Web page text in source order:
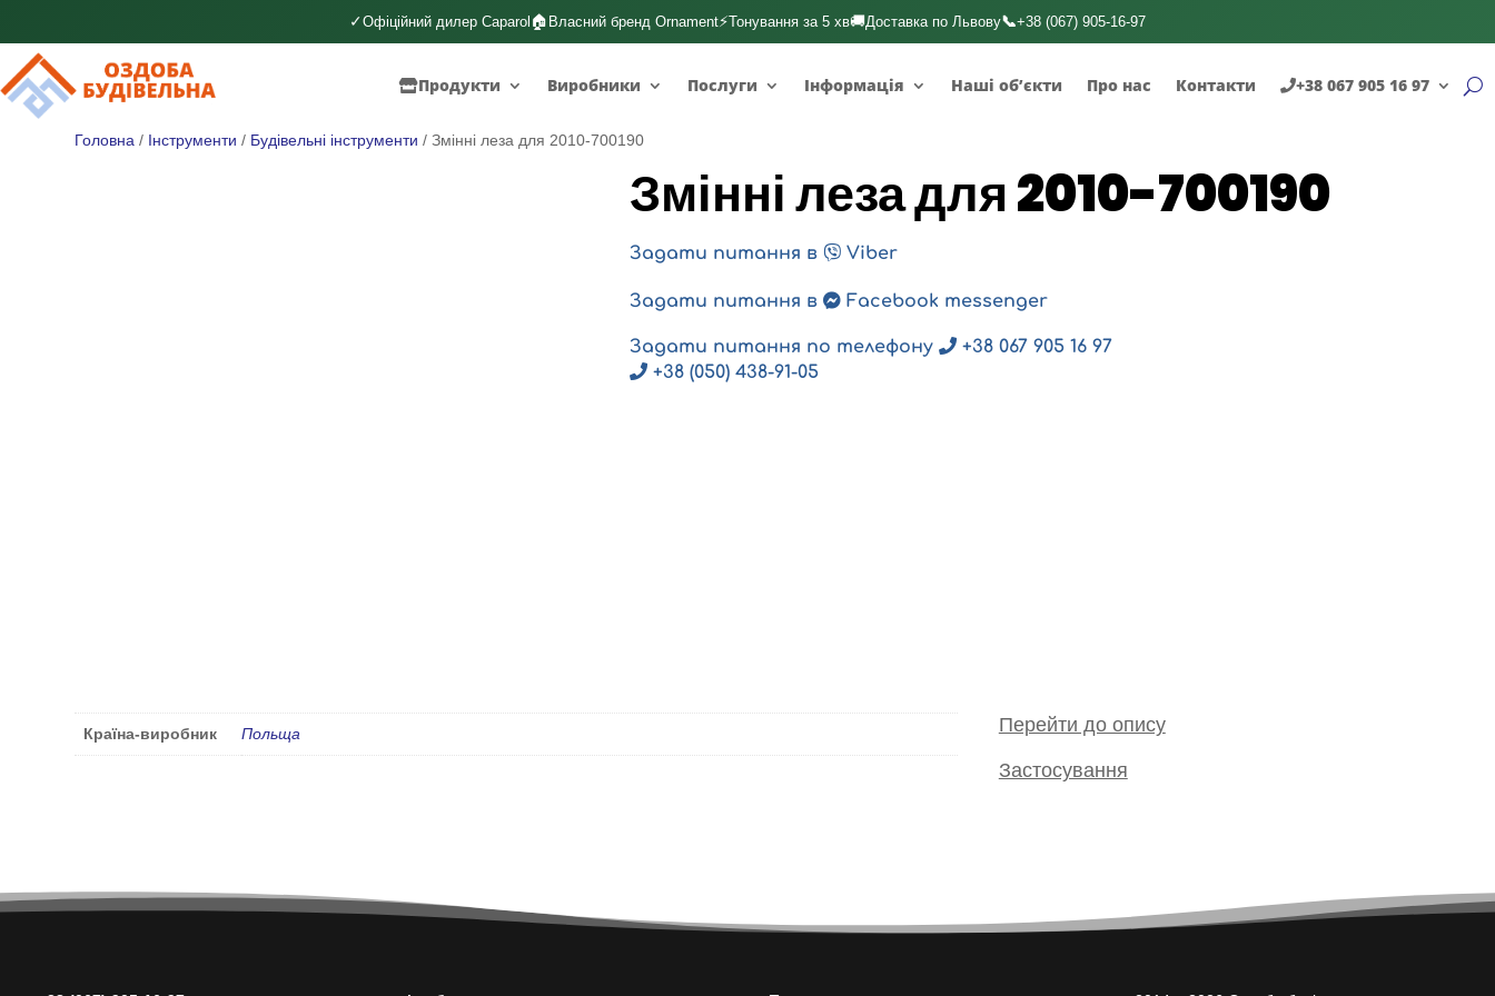
✓Офіційний дилер Caparol 🏠 Власний бренд Ornament⚡Тонування за 5 хв🚚Доставка по Львову📞+38 (067) 905-16-97
Продукти Виробники Послуги Інформація Наші об’єкти Про нас Контакти +38 067 905 16 97
Головна / Інструменти / Будівельні інструменти / Змінні леза для 2010-700190
Змінні леза для 2010-700190
Задати питання в Viber
Задати питання в Facebook messenger
Задати питання по телефону
+38 067 905 16 97
+38 (050) 438-91-05
Країна-виробник Польща Перейти до опису
Застосування